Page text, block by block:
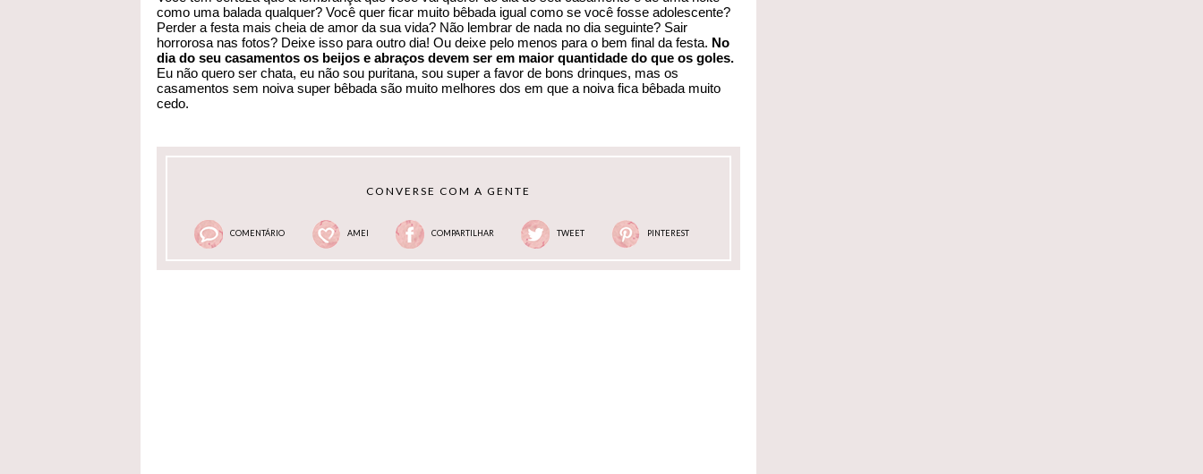
como uma balada qualquer? Você quer ficar muito bêbada igual como se você fosse adolescente?
Perder a festa mais cheia de amor da sua vida? Não lembrar de nada no dia seguinte? Sair
horrorosa nas fotos? Deixe isso para outro dia! Ou deixe pelo menos para o bem final da festa. No
dia do seu casamentos os beijos e abraços devem ser em maior quantidade do que os goles.
Eu não quero ser chata, eu não sou puritana, sou super a favor de bons drinques, mas os
casamentos sem noiva super bêbada são muito melhores dos em que a noiva fica bêbada muito
cedo.
CONVERSE COM A GENTE
COMENTÁRIO AMEI COMPARTILHAR TWEET PINTEREST